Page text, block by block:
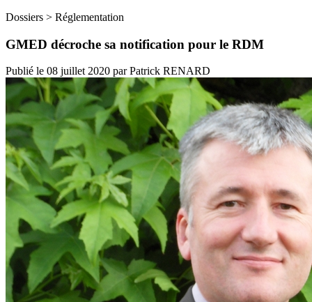
Dossiers > Réglementation
GMED décroche sa notification pour le RDM
Publié le 08 juillet 2020 parPatrick RENARD